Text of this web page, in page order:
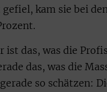
gefiel, kam sie bei
ist das, was die
das, was die
so schätzen: